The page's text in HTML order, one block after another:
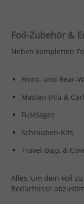
Foil-Zubehör &
Neben kompletten
Front- und Rear-
Masten (Alu &
Fuselages
Schrauben-Kits
Travel-Bags &
Alles, um dein Foil
Bedürfnisse